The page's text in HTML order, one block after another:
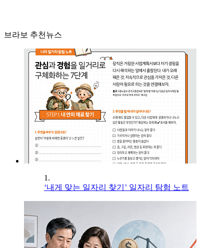
브라보 추천뉴스
1.
‘내게 맞는 일자리 찾기’ 일자리 탐험 노트